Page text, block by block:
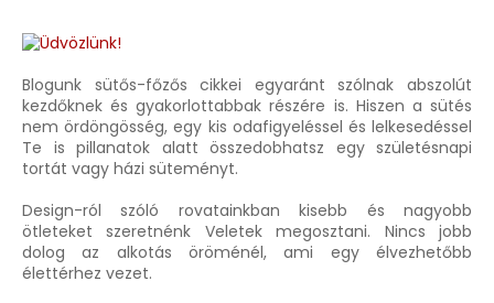
Blogunk sütős-főzős cikkei egyaránt szólnak abszolút
kezdőknek és gyakorlottabbak részére is. Hiszen a sütés
nem ördöngösség, egy kis odafigyeléssel és lelkesedéssel
Te is pillanatok alatt összedobhatsz egy születésnapi
tortát vagy házi süteményt.
Design-ról szóló rovatainkban kisebb és nagyobb
ötleteket szeretnénk Veletek megosztani. Nincs jobb
dolog az alkotás öröménél, ami egy élvezhetőbb
élettérhez vezet.